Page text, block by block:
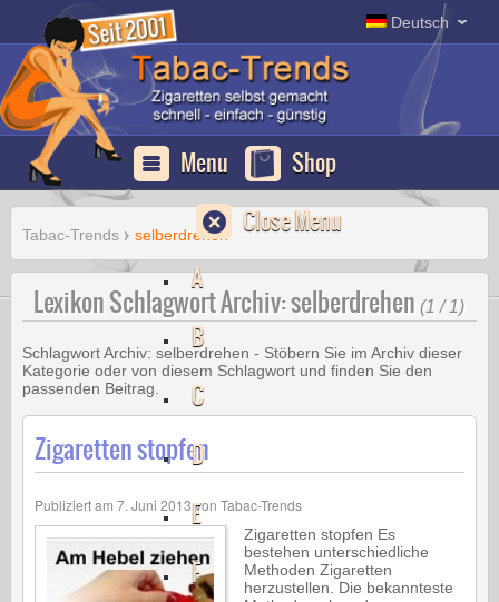
Deutsch
Menu
Shop
Close Menu
A
B
C
D
E
F
Tabac-Trends selberdrehen
Lexikon Schlagwort Archiv: selberdrehen (1 / 1)
Schlagwort Archiv: selberdrehen - Stöbern Sie im Archiv dieser
Kategorie oder von diesem Schlagwort und finden Sie den
passenden Beitrag.
Zigaretten stopfen
Publiziert am 7. Juni 2013 von Tabac-Trends
Zigaretten stopfen Es
bestehen unterschiedliche
Methoden Zigaretten
herzustellen. Die bekannteste